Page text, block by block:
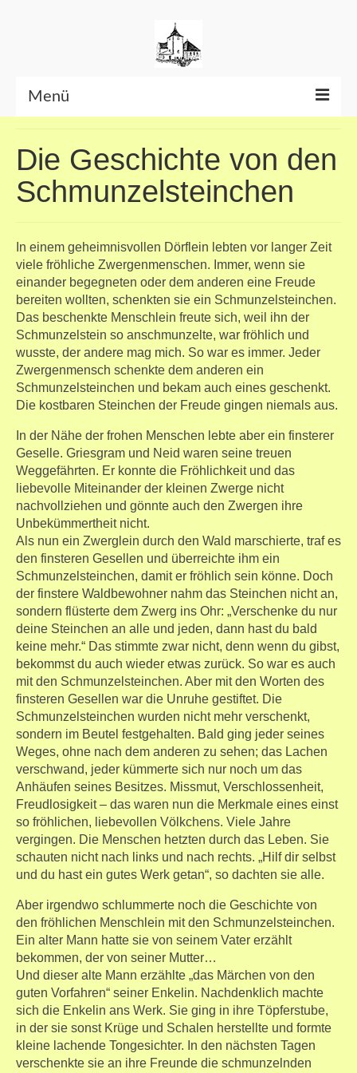
Menü
Datenschutzerklärung
Die Geschichte von den
Schmunzelsteinchen
In einem geheimnisvollen Dörflein lebten vor langer Zeit
viele fröhliche Zwergenmenschen. Immer, wenn sie
einander begegneten oder dem anderen eine Freude
bereiten wollten, schenkten sie ein Schmunzelsteinchen.
Das beschenkte Menschlein freute sich, weil ihn der
Schmunzelstein so anschmunzelte, war fröhlich und
wusste, der andere mag mich. So war es immer. Jeder
Zwergenmensch schenkte dem anderen ein
Schmunzelsteinchen und bekam auch eines geschenkt.
Die kostbaren Steinchen der Freude gingen niemals aus.
In der Nähe der frohen Menschen lebte aber ein finsterer
Geselle. Griesgram und Neid waren seine treuen
Weggefährten. Er konnte die Fröhlichkeit und das
liebevolle Miteinander der kleinen Zwerge nicht
nachvollziehen und gönnte auch den Zwergen ihre
Unbekümmertheit nicht.
Als nun ein Zwerglein durch den Wald marschierte, traf es
den finsteren Gesellen und überreichte ihm ein
Schmunzelsteinchen, damit er fröhlich sein könne. Doch
der finstere Waldbewohner nahm das Steinchen nicht an,
sondern flüsterte dem Zwerg ins Ohr: „Verschenke du nur
deine Steinchen an alle und jeden, dann hast du bald
keine mehr.“ Das stimmte zwar nicht, denn wenn du gibst,
bekommst du auch wieder etwas zurück. So war es auch
mit den Schmunzelsteinchen. Aber mit den Worten des
finsteren Gesellen war die Unruhe gestiftet. Die
Schmunzelsteinchen wurden nicht mehr verschenkt,
sondern im Beutel festgehalten. Bald ging jeder seines
Weges, ohne nach dem anderen zu sehen; das Lachen
verschwand, jeder kümmerte sich nur noch um das
Anhäufen seines Besitzes. Missmut, Verschlossenheit,
Freudlosigkeit – das waren nun die Merkmale eines einst
so fröhlichen, liebevollen Völkchens. Viele Jahre
vergingen. Die Menschen hetzten durch das Leben. Sie
schauten nicht nach links und nach rechts. „Hilf dir selbst
und du hast ein gutes Werk getan“, so dachten sie alle.
Aber irgendwo schlummerte noch die Geschichte von
den fröhlichen Menschlein mit den Schmunzelsteinchen.
Ein alter Mann hatte sie von seinem Vater erzählt
bekommen, der von seiner Mutter…
Und dieser alte Mann erzählte „das Märchen von den
guten Vorfahren“ seiner Enkelin. Nachdenklich machte
sich die Enkelin ans Werk. Sie ging in ihre Töpferstube,
in der sie sonst Krüge und Schalen herstellte und formte
kleine lachende Tongesichter. In den nächsten Tagen
verschenkte sie an ihre Freunde die schmunzelnden